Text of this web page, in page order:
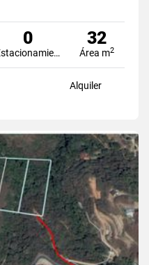
0
Estacionamiento
32
Área m2
Alquiler